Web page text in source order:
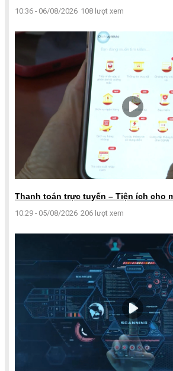
10:36 - 06/08/2026 108 lượt xem
Thanh toán trực tuyến – Tiện ích cho
10:29 - 05/08/2026 206 lượt xem